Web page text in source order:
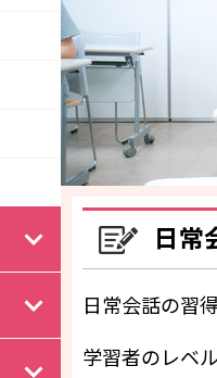
日常
日常会話の習
学習者のレベ